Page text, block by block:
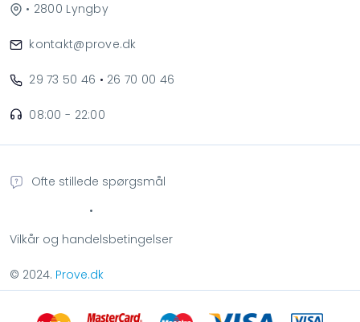
• 2800 Lyngby
kontakt@prove.dk
29 73 50 46 • 26 70 00 46
08:00 - 22:00
Ofte stillede spørgsmål
•
Vilkår og handelsbetingelser
© 2024. Prove.dk